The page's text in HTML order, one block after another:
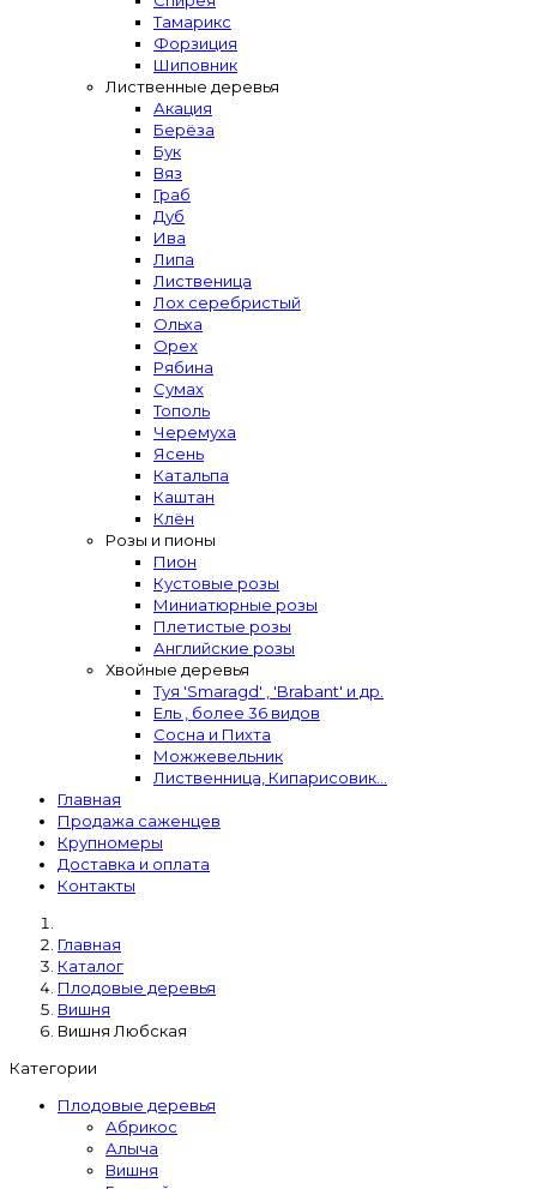
Тамарикс
Форзиция
Шиповник
Лиственные деревья
Акация
Берёза
Бук
Вяз
Граб
Дуб
Ива
Липа
Лиственица
Лох серебристый
Ольха
Орех
Рябина
Сумах
Тополь
Черемуха
Ясень
Катальпа
Каштан
Клён
Розы и пионы
Пион
Кустовые розы
Миниатюрные розы
Плетистые розы
Английские розы
Хвойные деревья
Туя 'Smaragd' , 'Brabant' и др.
Ель , более 36 видов
Сосна и Пихта
Можжевельник
Лиственница, Кипарисовик...
Главная
Продажа саженцев
Крупномеры
Доставка и оплата
Контакты
Главная
Каталог
Плодовые деревья
Вишня
Вишня Любская
Категории
Плодовые деревья
Абрикос
Алыча
Вишня